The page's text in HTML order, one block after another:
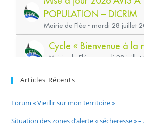
Articles Récents
Forum « Vieillir sur mon territoire »
Situation des zones d’alerte « sécheresse »